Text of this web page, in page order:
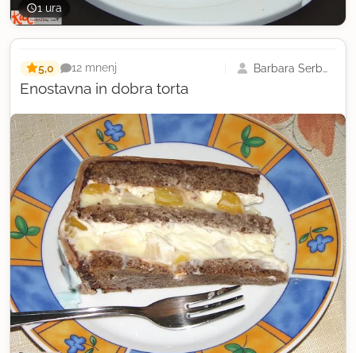
1 ura
Enostavna in dobra torta
5,0 12 mnenj Barbara Serbec